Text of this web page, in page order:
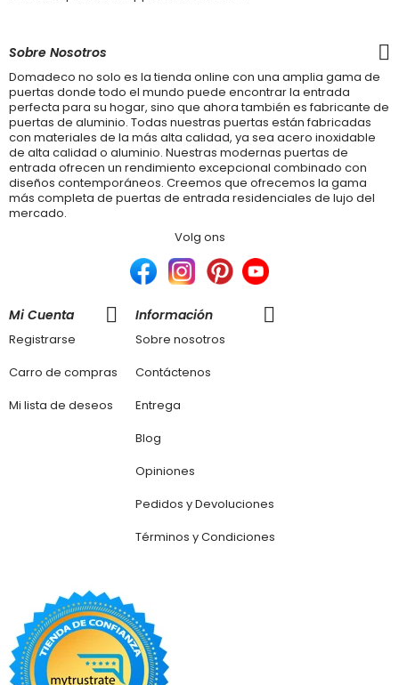
Sobre Nosotros
Domadeco no solo es la tienda online con una amplia gama de
puertas donde todo el mundo puede encontrar la entrada
perfecta para su hogar, sino que ahora también es fabricante de
puertas de aluminio. Todas nuestras puertas están fabricadas
con materiales de la más alta calidad, ya sea acero inoxidable
de alta calidad o aluminio. Nuestras modernas puertas de
entrada ofrecen un rendimiento excepcional combinado con
diseños contemporáneos. Creemos que ofrecemos la gama
más completa de puertas de entrada residenciales de lujo del
mercado.
Volg ons
Mi Cuenta
Registrarse
Carro de compras
Mi lista de deseos
Información
Sobre nosotros
Contáctenos
Entrega
Blog
Opiniones
Pedidos y Devoluciones
Términos y Condiciones